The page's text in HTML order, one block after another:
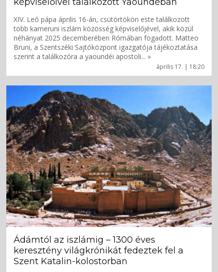
április 17. | 18:20
XIV. Leó pápa április 16-án, csütörtökön este találkozott
több kameruni iszlám közösség képviselőjével, akik közül
néhányat 2025 decemberében Rómában fogadott. Matteo
Bruni, a Szentszéki Sajtóközpont igazgatója tájékoztatása
szerint a találkozóra a yaoundéi apostoli... »
Ádámtól az iszlámig – 1300 éves
keresztény világkrónikát fedeztek fel a
Szent Katalin-kolostorban